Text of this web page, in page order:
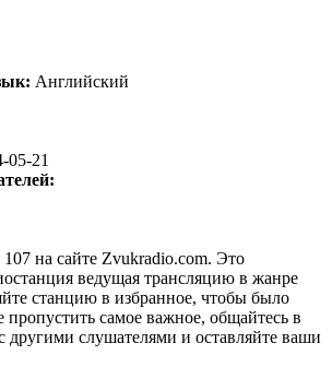
Английский
05-21
на сайте Zvukradio.com. Это
ведущая трансляцию в жанре
станцию в избранное, чтобы было
самое важное, общайтесь в
другими слушателями и оставляйте ваши